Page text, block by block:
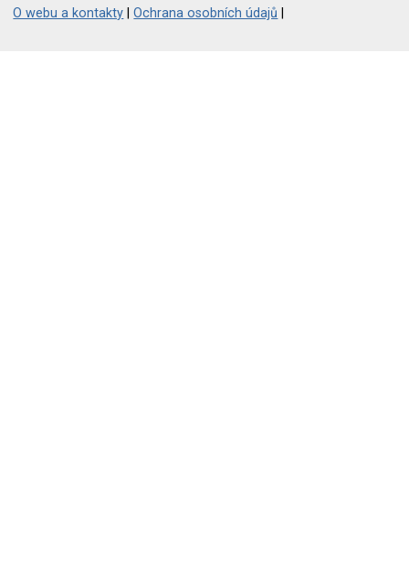
O webu a kontakty |Ochrana osobních údajů